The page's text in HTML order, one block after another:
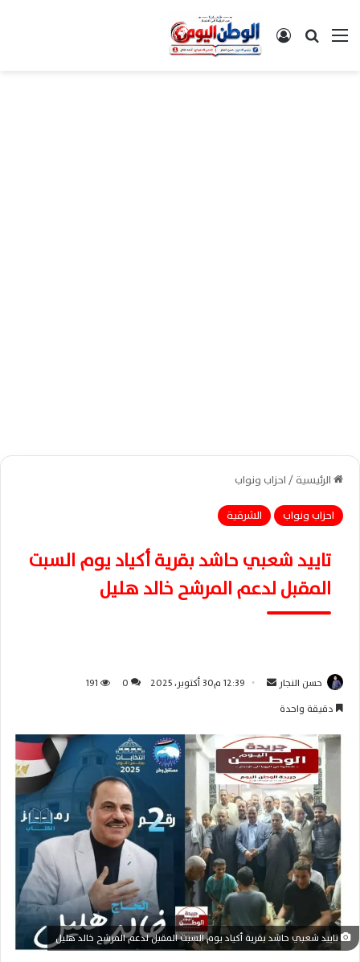
القائمةبحث عن تسجيل الدخول
الرئيسية/احزاب ونواب
احزاب ونواب
الشرقية
تاييد شعبي حاشد بقرية أكياد يوم السبت
المقبل لدعم المرشح خالد هليل
حسن النجار
ل
ب
ر
ي
د
ا
إ
ك
ت
ر
و
12:39 م30 أكتوبر، 2025 0
191
دقيقة واحدة
تاييد شعبي حاشد بقرية أكياد يوم السبت المقبل لدعم المرشح خالد هليل